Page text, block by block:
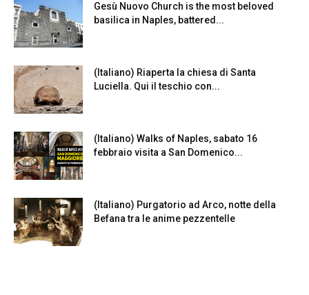
Gesù Nuovo Church is the most beloved
basilica in Naples, battered...
(Italiano) Riaperta la chiesa di Santa
Luciella. Qui il teschio con...
(Italiano) Walks of Naples, sabato 16
febbraio visita a San Domenico...
(Italiano) Purgatorio ad Arco, notte della
Befana tra le anime pezzentelle